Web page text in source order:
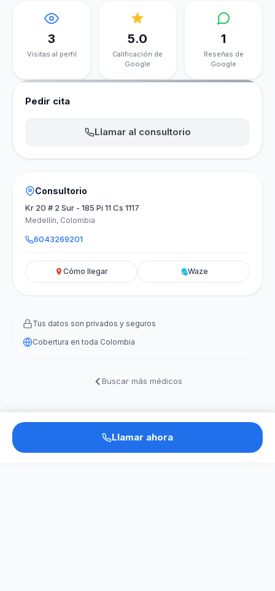
3
Visitas al perfil
5.0
Calificación de
Google
1
Reseñas de
Google
Pedir cita
Llamar al consultorio
Consultorio
Kr 20 # 2 Sur - 185 Pi 11 Cs 1117
Medellín, Colombia
6043269201
Cómo llegar Waze
Tus datos son privados y seguros
Cobertura en toda Colombia
Buscar más médicos
Llamar ahora